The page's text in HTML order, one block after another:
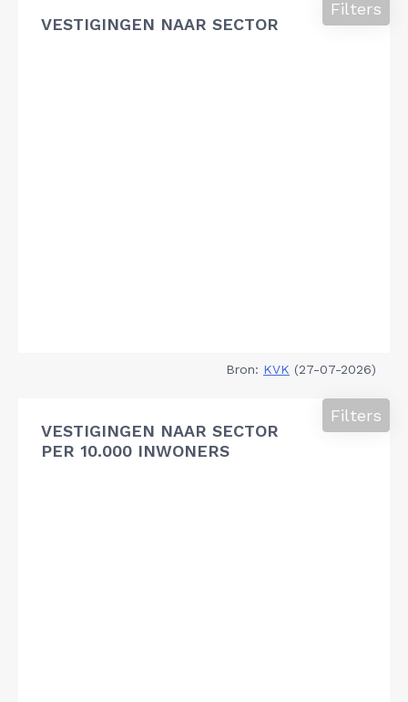
VESTIGINGEN NAAR SECTOR
Filters
Bron: KVK (27-07-2026)
VESTIGINGEN NAAR SECTOR
PER 10.000 INWONERS
Filters